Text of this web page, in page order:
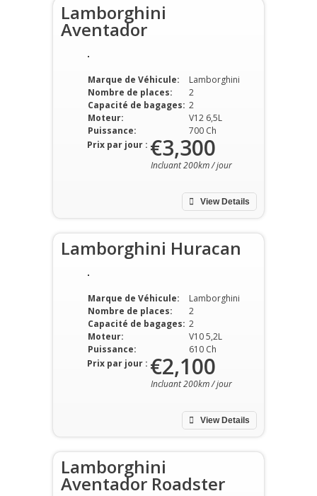
Lamborghini
Aventador
Marque de Véhicule:
Lamborghini
Nombre de places:
2
Capacité de bagages: 2
Moteur:
V12 6,5L
Puissance:
700 Ch
View Details
Prix par jour : €3,300
Incluant 200km / jour
Lamborghini Huracan
Marque de Véhicule:
Lamborghini
Nombre de places:
2
Capacité de bagages: 2
Moteur:
V10 5,2L
Puissance:
610 Ch
View Details
Prix par jour : €2,100
Incluant 200km / jour
Lamborghini
Aventador Roadster